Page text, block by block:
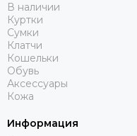
В наличии
Куртки
Сумки
Клатчи
Кошельки
Обувь
Аксессуары
Кожа
Информация